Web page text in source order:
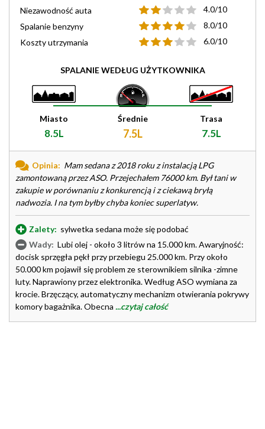
Niezawodność auta
4.0/10
Spalanie benzyny
8.0/10
Koszty utrzymania
6.0/10
SPALANIE WEDŁUG UŻYTKOWNIKA
Miasto
8.5L
Średnie
7.5L
Trasa
7.5L
Opinia: Mam sedana z 2018 roku z instalacją LPG
zamontowaną przez ASO. Przejechałem 76000 km. Był tani w
zakupie w porównaniu z konkurencją i z ciekawą bryłą
nadwozia. I na tym byłby chyba koniec superlatyw.
Zalety: sylwetka sedana może się podobać
Wady: Lubi olej - około 3 litrów na 15.000 km. Awaryjność:
docisk sprzęgła pękł przy przebiegu 25.000 km. Przy około
50.000 km pojawił się problem ze sterownikiem silnika -zimne
luty. Naprawiony przez elektronika. Według ASO wymiana za
krocie. Brzęczący, automatyczny mechanizm otwierania pokrywy
komory bagażnika. Obecna ...czytaj całość